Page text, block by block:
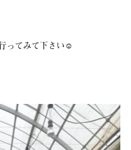
ってみて下さい☺︎